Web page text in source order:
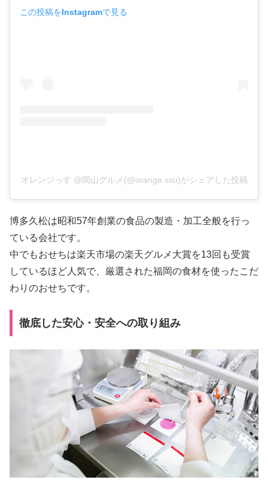
この投稿をInstagramで見る
オレンジっす @岡山グルメ(@orange.ssu)がシェアした投稿
博多久松は昭和57年創業の食品の製造・加工全般を行っ
ている会社です。
中でもおせちは楽天市場の楽天グルメ大賞を13回も受賞
しているほど人気で、厳選された福岡の食材を使ったこだ
わりのおせちです。
徹底した安心・安全への取り組み